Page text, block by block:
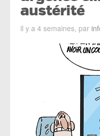
austérité
il y a 4 semaines, par